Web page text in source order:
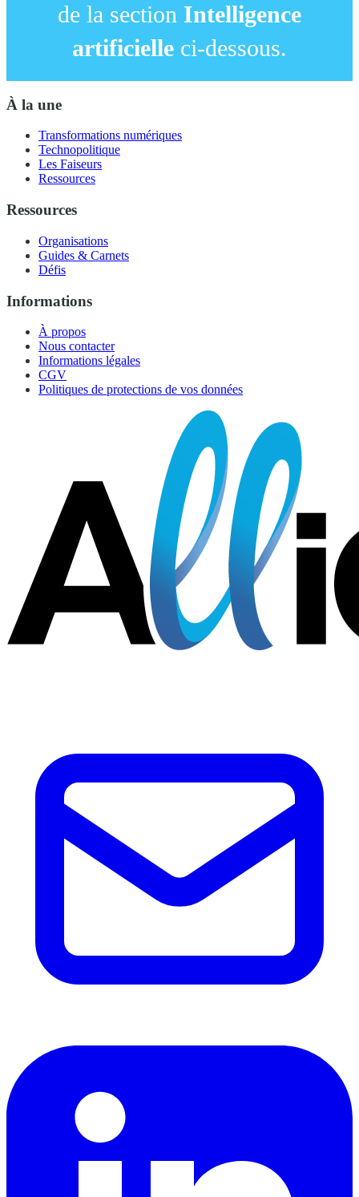
de la section Intelligence
artificielle ci-dessous.
À la une
Transformations numériques
Technopolitique
Les Faiseurs
Ressources
Ressources
Organisations
Guides & Carnets
Défis
Informations
À propos
Nous contacter
Informations légales
CGV
Politiques de protections de vos données